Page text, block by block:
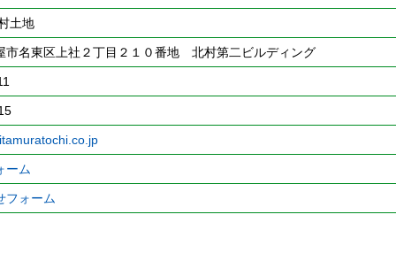
土地
市名東区上社２丁目２１０番地 北村第二ビルディング
ーム
フォーム